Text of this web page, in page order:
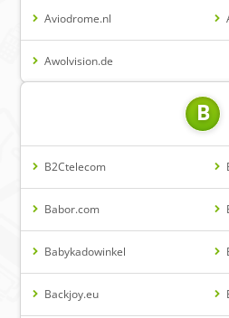
Aviodrome.nl
Awolvision.de
B
B2Ctelecom
Babor.com
Babykadowinkel
Backjoy.eu